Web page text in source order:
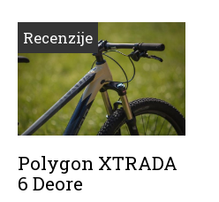
Recenzije
Polygon XTRADA
6 Deore